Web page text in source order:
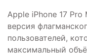
Apple iPhone 17
версия
пользователей,
максимальный